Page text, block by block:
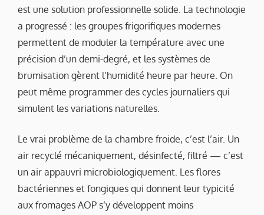
est une solution professionnelle solide. La technologie
a progressé : les groupes frigorifiques modernes
permettent de moduler la température avec une
précision d’un demi-degré, et les systèmes de
brumisation gèrent l’humidité heure par heure. On
peut même programmer des cycles journaliers qui
simulent les variations naturelles.
Le vrai problème de la chambre froide, c’est l’air. Un
air recyclé mécaniquement, désinfecté, filtré — c’est
un air appauvri microbiologiquement. Les flores
bactériennes et fongiques qui donnent leur typicité
aux fromages AOP s’y développent moins